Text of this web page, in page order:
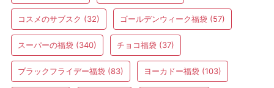
コスメのサブスク (32) ゴールデンウィーク福袋 (57)
スーパーの福袋 (340) チョコ福袋 (37)
ブラックフライデー福袋 (83) ヨーカドー福袋 (103)